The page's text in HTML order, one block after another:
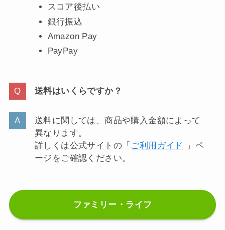
スコア後払い
銀行振込
Amazon Pay
PayPay
送料はいくらですか？
送料に関しては、商品や購入金額によって
異なります。
詳しくは公式サイトの「 ご利用ガイド
」ペ
ージをご確認ください。
ファミリー・ライフ